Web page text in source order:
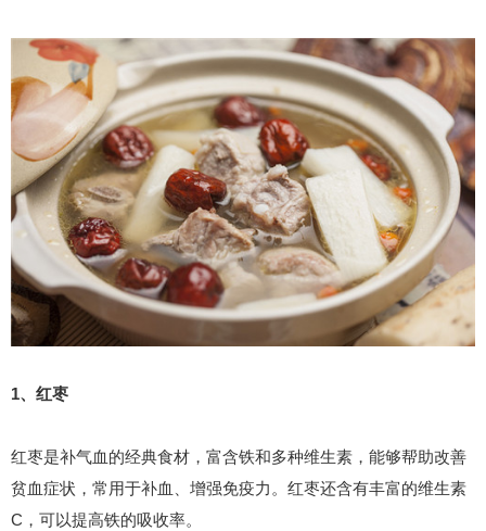
1、红枣
红枣是补气血的经典食材，富含铁和多种维生素，能够帮助改善
贫血症状，常用于补血、增强免疫力。红枣还含有丰富的维生素
C，可以提高铁的吸收率。